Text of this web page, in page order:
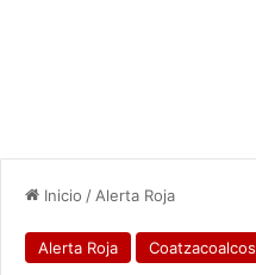
Inicio / Alerta Roja
Alerta Roja Coatzacoalcos